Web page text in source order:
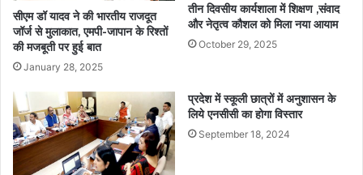
सीएम डॉ यादव ने की भारतीय राजदूत
जॉर्ज से मुलाकात, एमपी-जापान के रिश्तों
की मजबूती पर हुई बात
January 28, 2025
तीन दिवसीय कार्यशाला में शिक्षण ,संवाद
और नेतृत्व कौशल को मिला नया आयाम
October 29, 2025
प्रदेश में स्कूली छात्रों में अनुशासन के
लिये एनसीसी का होगा विस्तार
September 18, 2024